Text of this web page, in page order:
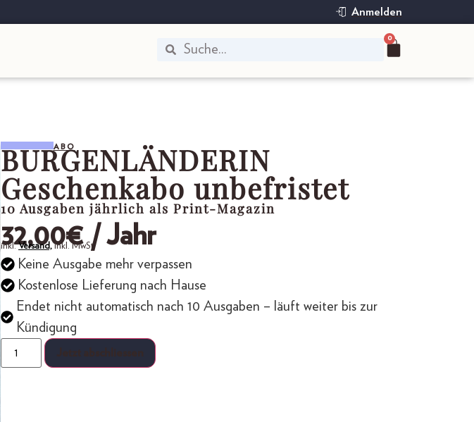
Anmelden
0
ABO
BURGENLÄNDERIN
Geschenkabo unbefristet
10 Ausgaben jährlich als Print-Magazin
32,00€ / Jahr
inkl.Versand,inkl. MwSt.
Keine Ausgabe mehr verpassen
Kostenlose Lieferung nach Hause
Endet nicht automatisch nach 10 Ausgaben – läuft weiter bis zur
Kündigung